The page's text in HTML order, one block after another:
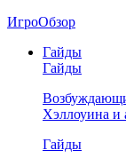
ИгроОбзор
Гайды
Гайды
Хэллоуина и
Гайды